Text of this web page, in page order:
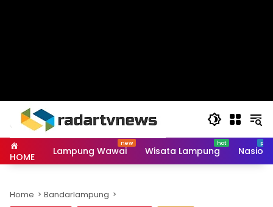
HOME Lampung Wawai Wisata Lampung
Home Bandarlampung